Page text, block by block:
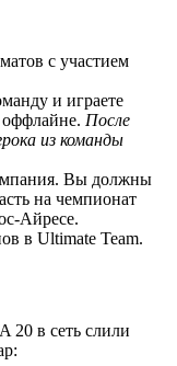
с участием
и играете
После
из команды
Вы должны
на чемпионат
Айресе.
в Ultimate Team.
20 в сеть слили